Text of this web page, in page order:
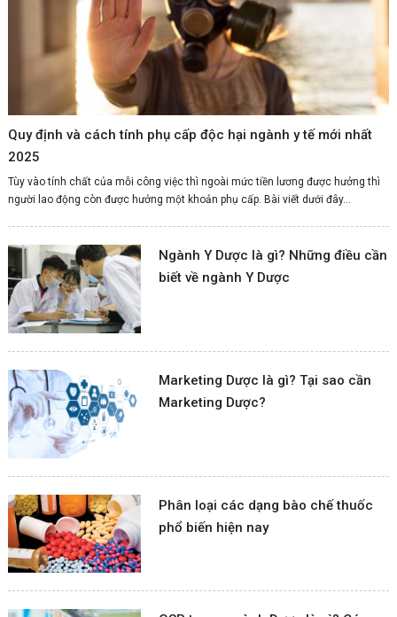
Quy định và cách tính phụ cấp độc hại ngành y tế mới nhất
2025
Tùy vào tính chất của mỗi công việc thì ngoài mức tiền lương được hưởng thì
người lao động còn được hưởng một khoản phụ cấp. Bài viết dưới đây...
Ngành Y Dược là gì? Những điều cần
biết về ngành Y Dược
Marketing Dược là gì? Tại sao cần
Marketing Dược?
Phân loại các dạng bào chế thuốc
phổ biến hiện nay